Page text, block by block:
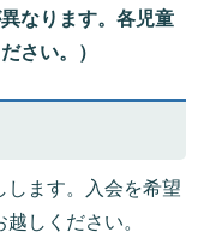
なります。各児童
さい。）
します。入会を希望
しください。